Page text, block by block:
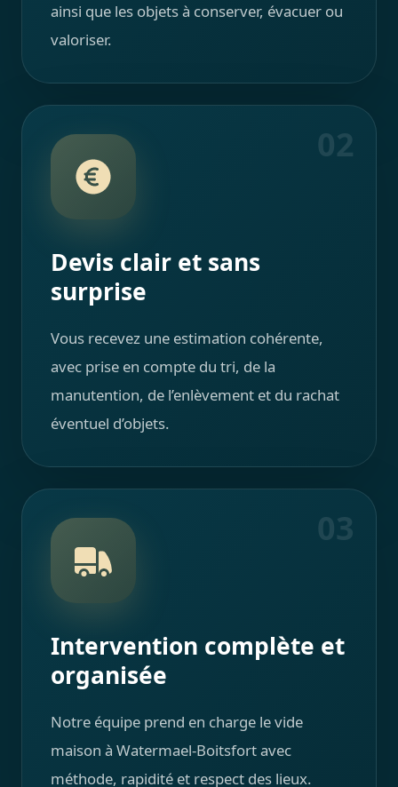
ainsi que les objets à conserver, évacuer ou
valoriser.
02
Devis clair et sans
surprise
Vous recevez une estimation cohérente,
avec prise en compte du tri, de la
manutention, de l’enlèvement et du rachat
éventuel d’objets.
03
Intervention complète et
organisée
Notre équipe prend en charge le vide
maison à Watermael-Boitsfort avec
méthode, rapidité et respect des lieux.